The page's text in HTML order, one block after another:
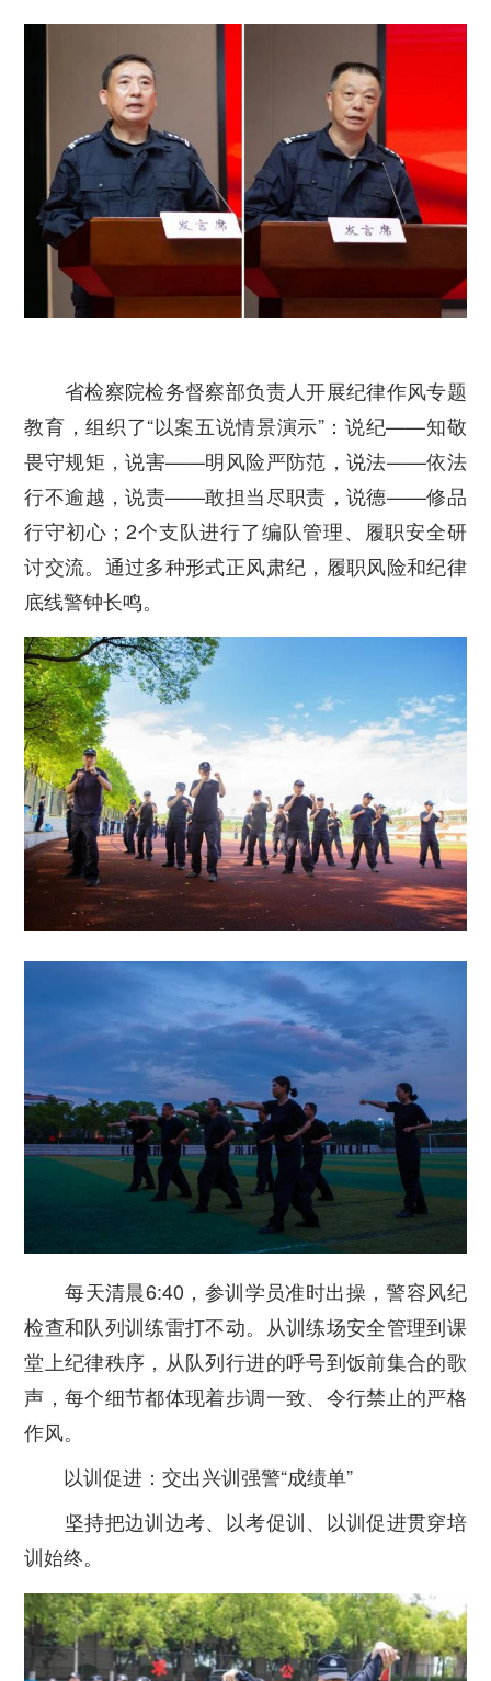
省检察院检务督察部负责人开展纪律作风专题
教育，组织了“以案五说情景演示”：说纪——知敬
畏守规矩，说害——明风险严防范，说法——依法
行不逾越，说责——敢担当尽职责，说德——修品
行守初心；2个支队进行了编队管理、履职安全研
讨交流。通过多种形式正风肃纪，履职风险和纪律
底线警钟长鸣。
每天清晨6:40，参训学员准时出操，警容风纪
检查和队列训练雷打不动。从训练场安全管理到课
堂上纪律秩序，从队列行进的呼号到饭前集合的歌
声，每个细节都体现着步调一致、令行禁止的严格
作风。
以训促进：交出兴训强警“成绩单”
坚持把边训边考、以考促训、以训促进贯穿培
训始终。